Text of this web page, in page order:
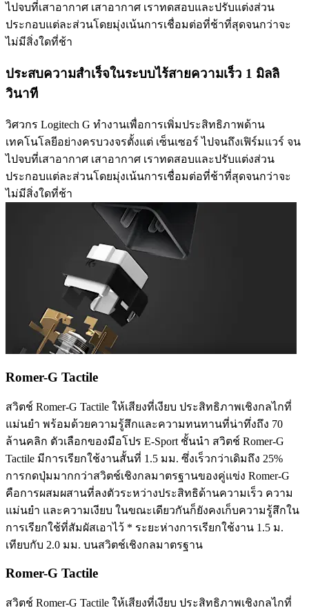
ไปจบที่เสาอากาศ เสาอากาศ เราทดสอบและปรับแต่งส่วน
ประกอบแต่ละส่วนโดยมุ่งเน้นการเชื่อมต่อที่ช้าที่สุดจนกว่าจะ
ไม่มีสิ่งใดที่ช้า
ประสบความสำเร็จในระบบไร้สายความเร็ว 1 มิลลิ
วินาที
วิศวกร Logitech G ทำงานเพื่อการเพิ่มประสิทธิภาพด้าน
เทคโนโลยีอย่างครบวงจรตั้งแต่ เซ็นเซอร์ ไปจนถึงเฟิร์มแวร์ จน
ไปจบที่เสาอากาศ เสาอากาศ เราทดสอบและปรับแต่งส่วน
ประกอบแต่ละส่วนโดยมุ่งเน้นการเชื่อมต่อที่ช้าที่สุดจนกว่าจะ
ไม่มีสิ่งใดที่ช้า
Romer-G Tactile
สวิตช์ Romer-G Tactile ให้เสียงที่เงียบ ประสิทธิภาพเชิงกลไกที่
แม่นยำ พร้อมด้วยความรู้สึกและความทนทานที่น่าทึ่งถึง 70
ล้านคลิก ตัวเลือกของมือโปร E-Sport ชั้นนำ สวิตช์ Romer-G
Tactile มีการเรียกใช้งานสั้นที่ 1.5 มม. ซึ่งเร็วกว่าเดิมถึง 25%
การกดปุ่มมากกว่าสวิตช์เชิงกลมาตรฐานของคู่แข่ง Romer-G
คือการผสมผสานที่ลงตัวระหว่างประสิทธิด้านความเร็ว ความ
แม่นยำ และความเงียบ ในขณะเดียวกันก็ยังคงเก็บความรู้สึกใน
การเรียกใช้ที่สัมผัสเอาไว้ * ระยะห่างการเรียกใช้งาน 1.5 ม.
เทียบกับ 2.0 มม. บนสวิตช์เชิงกลมาตรฐาน
Romer-G Tactile
สวิตช์ Romer-G Tactile ให้เสียงที่เงียบ ประสิทธิภาพเชิงกลไกที่